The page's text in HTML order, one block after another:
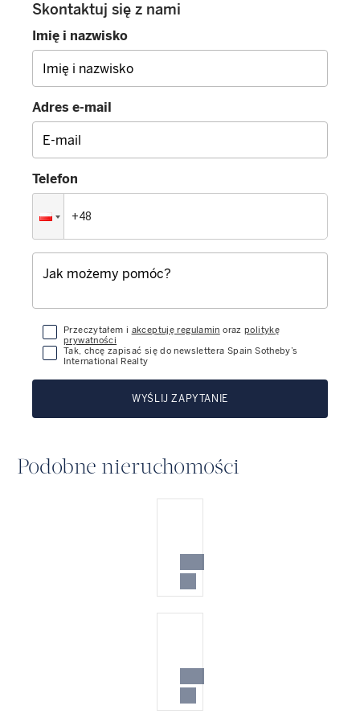
Skontaktuj się z nami
Imię i nazwisko
Adres e-mail
Telefon
Przeczytałem i akceptuję regulamin oraz politykę
prywatności
Tak, chcę zapisać się do newslettera Spain Sotheby’s
International Realty
WYŚLIJ ZAPYTANIE
Podobne nieruchomości